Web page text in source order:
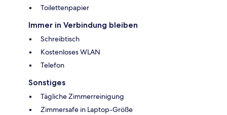
Toilettenpapier
Immer in Verbindung bleiben
Schreibtisch
Kostenloses WLAN
Telefon
Sonstiges
Tägliche Zimmerreinigung
Zimmersafe in Laptop-Größe